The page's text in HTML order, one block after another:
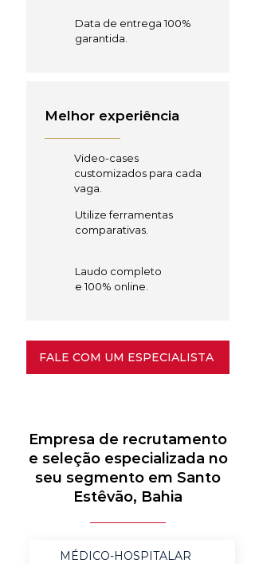
Data de entrega 100%
garantida.
Melhor experiência
Video-cases
customizados para cada
vaga.
Utilize ferramentas
comparativas.
Laudo completo
e 100% online.
FALE COM UM ESPECIALISTA
Empresa de recrutamento
e seleção especializada no
seu segmento em Santo
Estêvão, Bahia
MÉDICO-HOSPITALAR